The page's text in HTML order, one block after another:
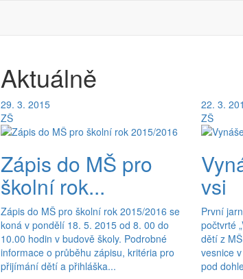
Aktuálně
29. 3. 2015
ZŠ
Zápis do MŠ pro
školní rok...
Zápis do MŠ pro školní rok 2015/2016 se
koná v pondělí 18. 5. 2015 od 8. 00 do
10.00 hodin v budově školy. Podrobné
informace o průběhu zápisu, kritéria pro
přijímání dětí a přihláška...
22. 3.
ZŠ
vsi
První
počtvrté
dětí z
vesnice
pod